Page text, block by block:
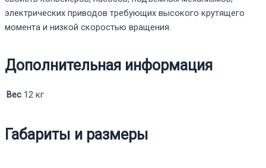
электрических приводов требующих высокого крутящего
момента и низкой скоростью вращения.
Дополнительная информация
Вес 12 кг
Габариты и размеры